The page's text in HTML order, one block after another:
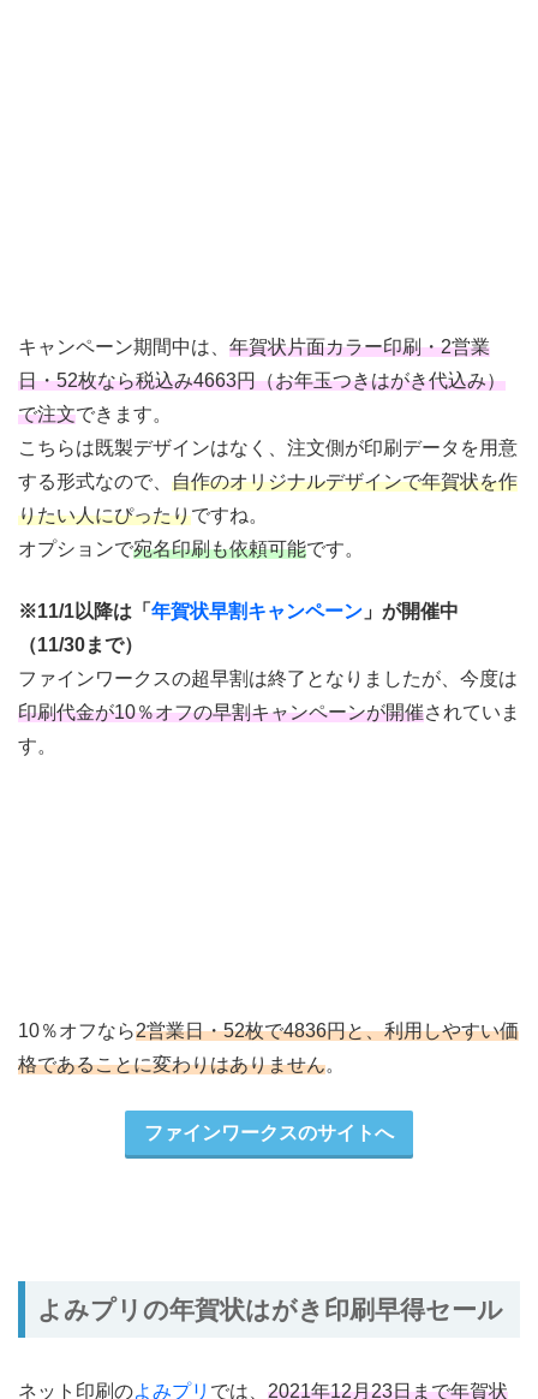
キャンペーン期間中は、 年賀状片面カラー印刷・2営業
日・52枚なら税込み4663円（お年玉つきはがき代込み）
で注文できます。
こちらは既製デザインはなく、注文側が印刷データを用意
する形式なので、 自作のオリジナルデザインで年賀状を作
りたい人にぴったりですね。
オプションで宛名印刷も依頼可能です。
※11/1以降は「 年賀状早割キャンペーン 」が開催中
（11/30まで）
ファインワークスの超早割は終了となりましたが、今度は
印刷代金が10％オフの早割キャンペーンが開催されていま
す。
10％オフなら2営業日・52枚で4836円と、利用しやすい価
格であることに変わりはありません。
ファインワークスのサイトへ
よみプリの年賀状はがき印刷早得セール
ネット印刷のよみプリ では、 2021年12月23日まで年賀状